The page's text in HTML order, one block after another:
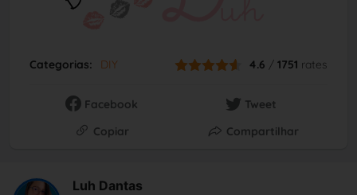
Categorias: DIY 4.6 /1751 rates
Facebook
Tweet
Copiar
Compartilhar
Luh Dantas